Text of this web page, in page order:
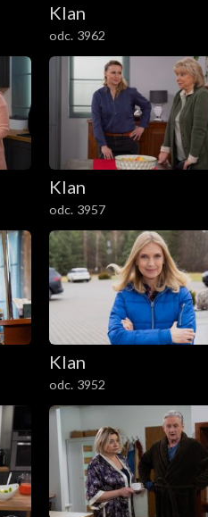
Klan
odc. 3962
Klan
odc. 3957
Klan
odc. 3952